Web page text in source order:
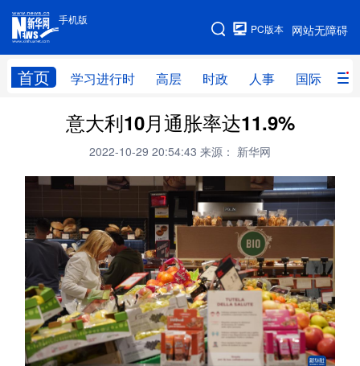
手机版
网站无障碍
PC版本
首页 学习进行时 高层 时政 人事 国际 财
手机版
网站地图
学习进行时 高层 时政
财经 网评
台湾 思客智库 全球连线 教育
科技 科创 量子 体育
文化 书画 健康 军事
访谈 视频 图片 政务
法律 中央文件 金融 汽车
食品 人居 信息化 数字经济
意大利10月通胀率达11.9%
2022-10-29 20:54:43 来源： 新华网